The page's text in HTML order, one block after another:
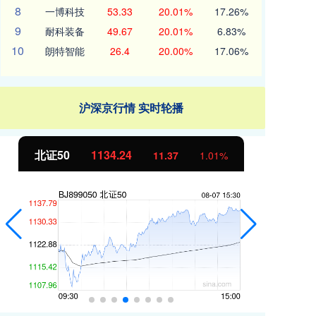
8 一博科技 53.33 20.01% 17.26%
9 耐科装备 49.67 20.01% 6.83%
10 朗特智能 26.4 20.00% 17.06%
沪深京行情 实时轮播
北证50 1134.24 11.37 1.01%